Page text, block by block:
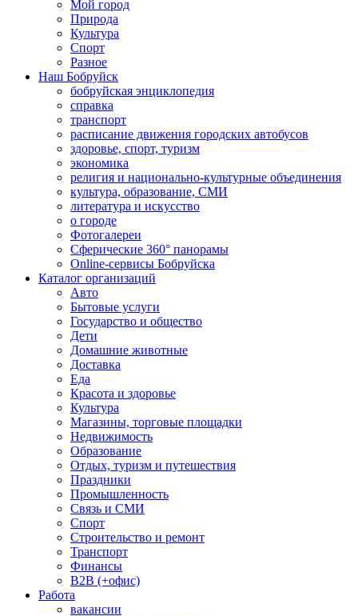
Мой город
Природа
Культура
Спорт
Разное
Наш Бобруйск
бобруйская энциклопедия
справка
транспорт
расписание движения городских автобусов
здоровье, спорт, туризм
экономика
религия и национально-культурные объединения
культура, образование, СМИ
литература и искусство
о городе
Фотогалереи
Сферические 360° панорамы
Online-сервисы Бобруйска
Каталог организаций
Авто
Бытовые услуги
Государство и общество
Дети
Домашние животные
Доставка
Еда
Красота и здоровье
Культура
Магазины, торговые площадки
Недвижимость
Образование
Отдых, туризм и путешествия
Праздники
Промышленность
Связь и СМИ
Спорт
Строительство и ремонт
Транспорт
Финансы
B2B (+офис)
Работа
вакансии